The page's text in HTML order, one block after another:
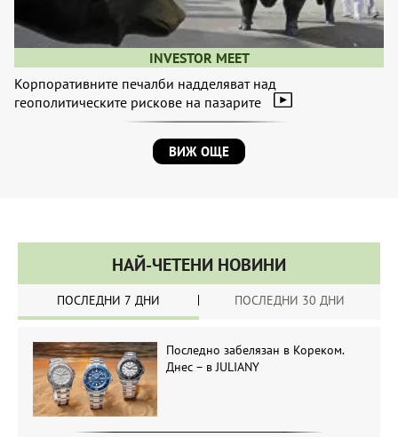
INVESTOR MEET
Корпоративните печалби надделяват над
геополитическите рискове на пазарите
ВИЖ ОЩЕ
НАЙ-ЧЕТЕНИ НОВИНИ
ПОСЛЕДНИ 7 ДНИ ПОСЛЕДНИ 30 ДНИ
Последно забелязан в Кореком.
Днес – в JULIANY